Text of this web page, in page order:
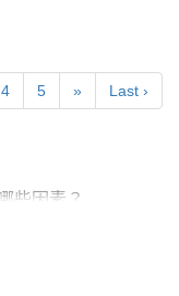
4 5 » Last ›
些因素？
因素綜合評估：品
需留意布料選